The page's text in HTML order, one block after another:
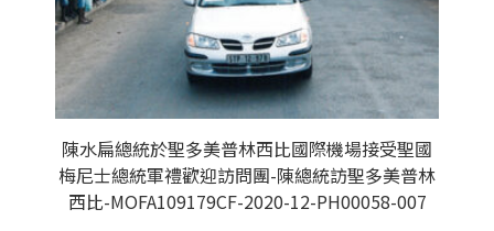
陳水扁總統於聖多美普林西比國際機場接受聖國
梅尼士總統軍禮歡迎訪問團-陳總統訪聖多美普林
西比-MOFA109179CF-2020-12-PH00058-007